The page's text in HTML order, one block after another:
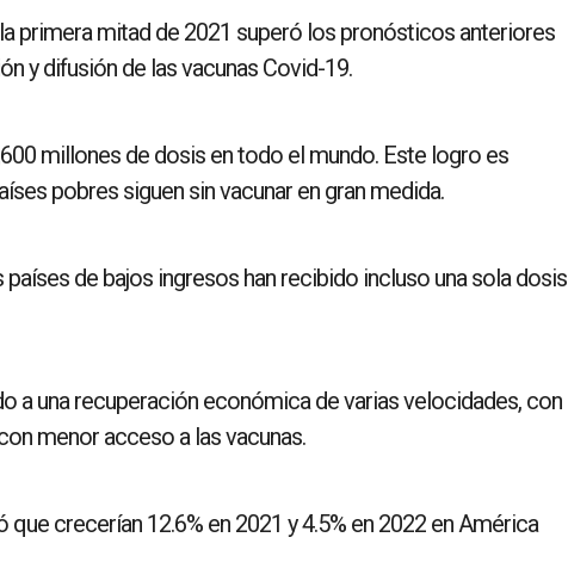
primera mitad de 2021 superó los pronósticos anteriores
y difusión de las vacunas Covid-19.
millones de dosis en todo el mundo. Este logro es
pobres siguen sin vacunar en gran medida.
de bajos ingresos han recibido incluso una sola dosis
a una recuperación económica de varias velocidades, con
menor acceso a las vacunas.
crecerían 12.6% en 2021 y 4.5% en 2022 en América